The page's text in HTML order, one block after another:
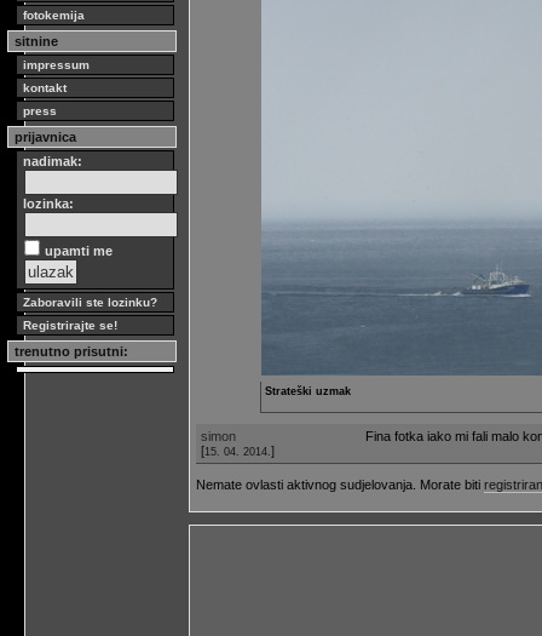
fotokemija
sitnine
impressum
kontakt
press
prijavnica
nadimak:
lozinka:
upamti me
Zaboravili ste lozinku?
Registrirajte se!
trenutno prisutni:
Strateški uzmak
simon
[15. 04. 2014. ]
Fina fotka iako mi fali malo
Nemate ovlasti aktivnog sudjelovanja. Morate biti